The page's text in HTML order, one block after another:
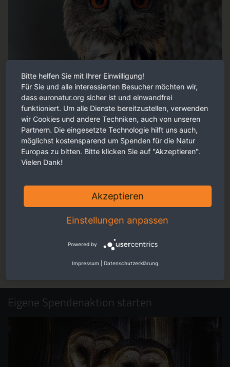
Faszinierende Reportagen, persönliche Eindrücke und
Jetzt online schmökern
Eigene Spendenaktion starten
Bitte helfen Sie mit Ihrer Einwilligung!
Für Sie und alle interessierten Besucher möchten wir,
dass euronatur.org sicher ist und einwandfrei
funktioniert. Um alle Dienste bereitzustellen, verwenden
wir Cookies und andere Techniken, auch von unseren
Partnern. Die eingesetzte Technologie hilft uns auch,
möglichst kostensparend um Spenden für die Natur
Europas zu bitten. Bitte klicken Sie auf "Akzeptieren".
Vielen Dank!
Akzeptieren
Einstellungen anpassen
Powered by
Impressum Datenschutzerklärung